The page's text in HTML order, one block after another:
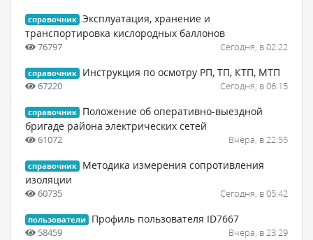
справочник Эксплуатация, хранение и
транспортировка кислородных баллонов
76797 Сегодня, в 02:22
справочник Инструкция по осмотру РП, ТП, КТП, МТП
67220 Сегодня, в 06:15
справочник
Положение об оперативно-выездной
бригаде района электрических сетей
61072 Вчера, в 22:55
справочник
Методика измерения сопротивления
изоляции
60735 Сегодня, в 05:42
пользователи Профиль пользователя ID7667
58459 Вчера, в 23:29